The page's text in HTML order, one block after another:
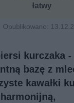
łatwy
Opublikowano:
kurczaka
bazę z
kawałki